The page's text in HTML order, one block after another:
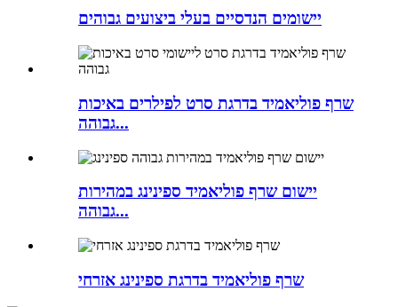
יישומים הנדסיים בעלי ביצועים גבוהים
שרף פוליאמיד בדרגת סרט לפילרים באיכות
גבוהה...
יישום שרף פוליאמיד ספינינג במהירות
גבוהה...
שרף פוליאמיד בדרגת ספינינג אזרחי